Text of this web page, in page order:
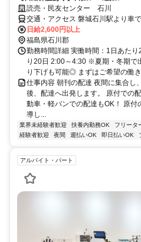
読売・民友センター 石川
交通・アクセス 磐城石川駅より車
日給2,600円以上
福島県石川郡
勤務時間詳細 実働時間：1日あた
り20日 2:00～4:30 ※夏期・冬期で
り下げも可能◎ まずはご希望の働
仕事内容 朝刊の配達 夜間に集合し
後、配達へ出発します。 原付での
動車・軽バンでの配達もOK！ 原
導し...
業界未経験者歓迎 扶養内勤務OK フリータ
経験者歓迎
夜間 週払いOK 即日払いOK
アルバイト・パート